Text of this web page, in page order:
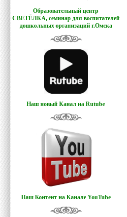
Образовательный центр
СВЕТЁЛКА, семинар для воспитателей
дошкольных организаций г.Омска
Наш новый Канал на Rutube
Наш Контент на Канале YouTube